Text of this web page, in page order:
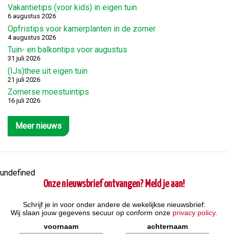
Vakantietips (voor kids) in eigen tuin
6 augustus 2026
Opfristips voor kamerplanten in de zomer
4 augustus 2026
Tuin- en balkontips voor augustus
31 juli 2026
(IJs)thee uit eigen tuin
21 juli 2026
Zomerse moestuintips
16 juli 2026
Meer nieuws
undefined
Onze nieuwsbrief ontvangen? Meld je aan!
Schrijf je in voor onder andere de wekelijkse nieuwsbrief:
Wij slaan jouw gegevens secuur op conform onze privacy policy.
voornaam
achternaam